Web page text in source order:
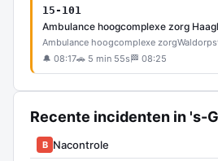
15-101
Ambulance hoogcomplexe zorg
Ambulance hoogcomplexe zorg
🔔 08:17🚗 5 min 55s 🏁 08:25
Recente incidenten in 's-
B Nacontrole